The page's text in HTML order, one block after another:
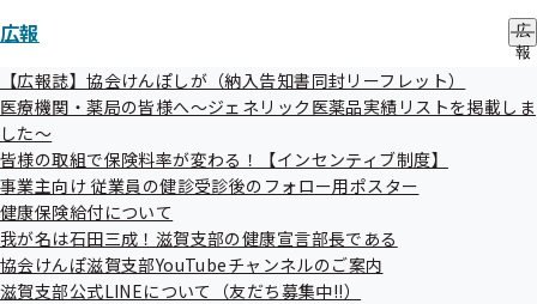
広報
広
報
ブ
【広報誌】協会けんぽしが（納入告知書同封リーフレット）
医療機関・薬局の皆様へ～ジェネリック医薬品実績リストを掲載しま
した～
皆様の取組で保険料率が変わる！【インセンティブ制度】
事業主向け 従業員の健診受診後のフォロー用ポスター
健康保険給付について
我が名は石田三成！滋賀支部の健康宣言部長である
協会けんぽ滋賀支部YouTubeチャンネルのご案内
滋賀支部公式LINEについて（友だち募集中!!）
我が名は石田三成！滋賀支部の健康宣
言部長である
協会けんぽ滋賀支部YouTubeチャンネ